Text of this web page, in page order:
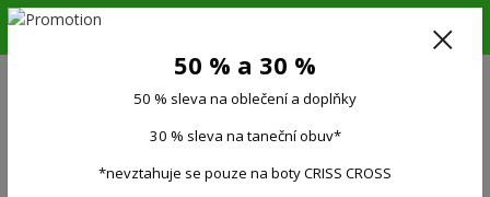
6.-16.8.26. DOVOLENÁ !!! 50 % SLEVA na všechno oblečení a doplňky !!!
(Po-Pá 9:00-15.00)50 % a 30 %
50 % sleva na oblečení a doplňky
30 % sleva na taneční obuv*
*nevztahuje se pouze na boty CRISS CROSS